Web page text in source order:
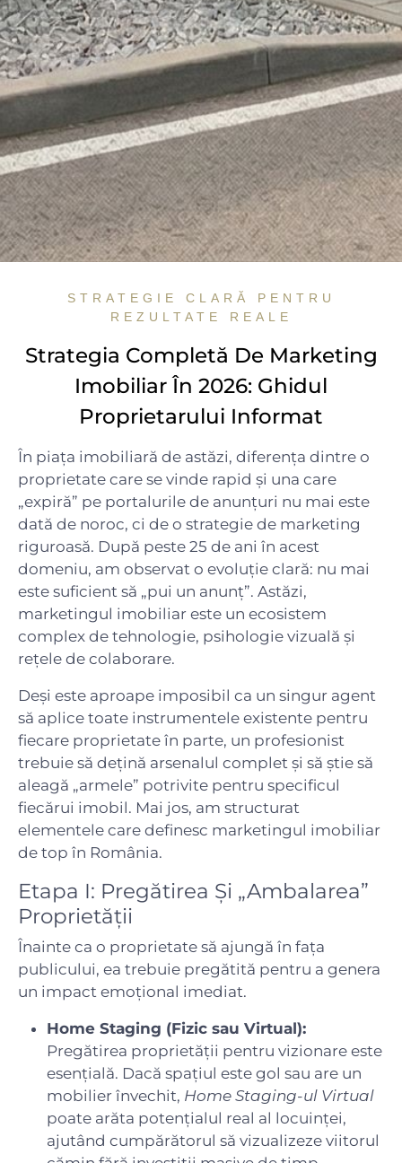
STRATEGIE CLARĂ PENTRU
REZULTATE REALE
Strategia Completă De Marketing
Imobiliar În 2026: Ghidul
Proprietarului Informat
În piața imobiliară de astăzi, diferența dintre o
proprietate care se vinde rapid și una care
„expiră” pe portalurile de anunțuri nu mai este
dată de noroc, ci de o strategie de marketing
riguroasă. După peste 25 de ani în acest
domeniu, am observat o evoluție clară: nu mai
este suficient să „pui un anunț”. Astăzi,
marketingul imobiliar este un ecosistem
complex de tehnologie, psihologie vizuală și
rețele de colaborare.
Deși este aproape imposibil ca un singur agent
să aplice toate instrumentele existente pentru
fiecare proprietate în parte, un profesionist
trebuie să dețină arsenalul complet și să știe să
aleagă „armele” potrivite pentru specificul
fiecărui imobil. Mai jos, am structurat
elementele care definesc marketingul imobiliar
de top în România.
Etapa I: Pregătirea Și „Ambalarea”
Proprietății
Înainte ca o proprietate să ajungă în fața
publicului, ea trebuie pregătită pentru a genera
un impact emoțional imediat.
Home Staging (Fizic sau Virtual):
Pregătirea proprietății pentru vizionare este
esențială. Dacă spațiul este gol sau are un
mobilier învechit, Home Staging-ul Virtual
poate arăta potențialul real al locuinței,
ajutând cumpărătorul să vizualizeze viitorul